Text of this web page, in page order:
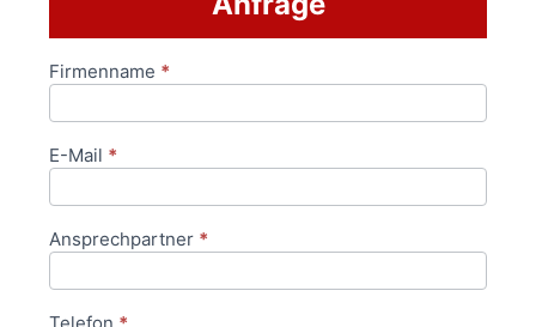
Anfrageformular
Firmenname *
E-Mail *
Ansprechpartner *